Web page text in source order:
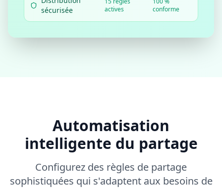
sécurisée
actives
conforme
Automatisation
intelligente du partage
Configurez des règles de partage
sophistiquées qui s'adaptent aux besoins de